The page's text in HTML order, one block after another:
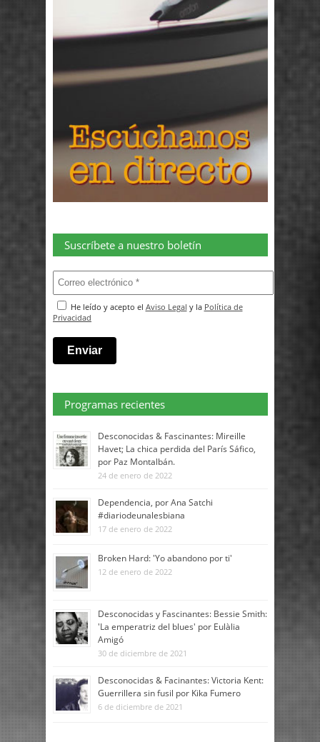
Suscríbete a nuestro boletín
He leído y acepto el Aviso Legal y la Política de
Privacidad
Programas recientes
Desconocidas & Fascinantes: Mireille
Havet; La chica perdida del París Sáfico,
por Paz Montalbán.
24 de enero de 2022
Dependencia, por Ana Satchi
#diariodeunalesbiana
17 de enero de 2022
Broken Hard: 'Yo abandono por ti'
12 de enero de 2022
Desconocidas y Fascinantes: Bessie Smith:
'La emperatriz del blues' por Eulàlia
Amigó
30 de diciembre de 2021
Desconocidas & Facinantes: Victoria Kent:
Guerrillera sin fusil por Kika Fumero
6 de diciembre de 2021